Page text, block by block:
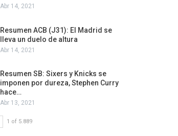
Abr 14, 2021
Resumen ACB (J31): El Madrid se
lleva un duelo de altura
Abr 14, 2021
Resumen SB: Sixers y Knicks se
imponen por dureza, Stephen Curry
hace…
Abr 13, 2021
1 of 5.889